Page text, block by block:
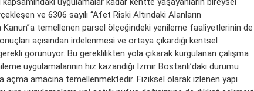
ve 6306 sayılı “Afet Riski Altındaki Alanların
Kanun”a temellenen parsel ölçeğindeki yenileme faaliyetlerinin de
açısından irdelenmesi ve ortaya çıkardığı kentsel
görünüyor. Bu gereklilikten yola çıkarak kurgulanan çalışma
uygulamalarının hız kazandığı İzmir Bostanlı’daki durumu
açma amacına temellenmektedir. Fiziksel olarak izlenen yapı